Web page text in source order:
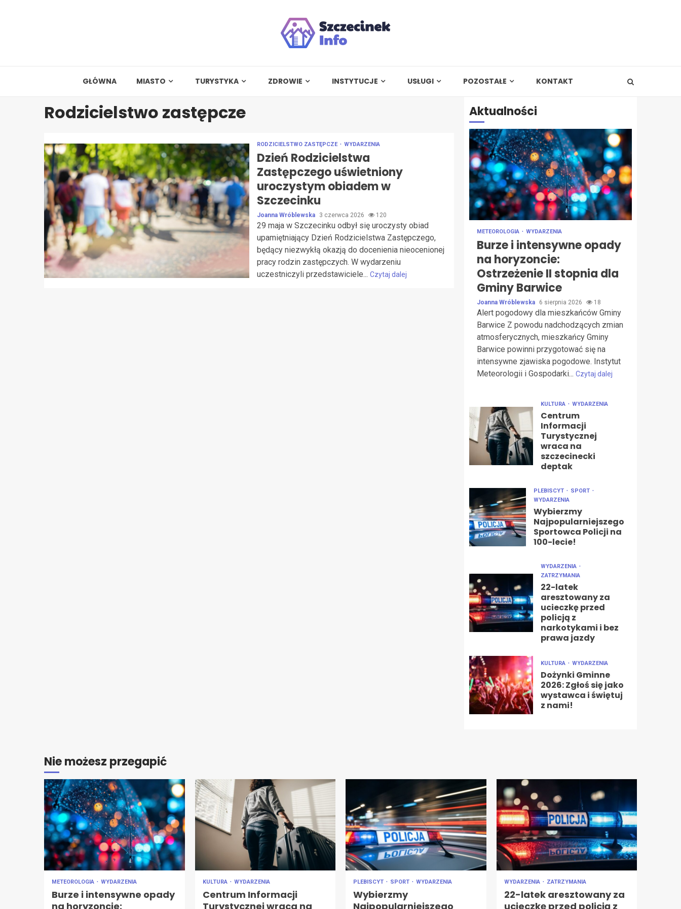
GŁÓWNA MIASTO TURYSTYKA ZDROWIE INSTYTUCJE USŁUGI POZOSTAŁE KONTAKT
Rodzicielstwo zastępcze
RODZICIELSTWO ZASTĘPCZE WYDARZENIA
Dzień Rodzicielstwa
Zastępczego uświetniony
uroczystym obiadem w
Szczecinku
Joanna Wróblewska 3 czerwca 2026 120
29 maja w Szczecinku odbył się uroczysty obiad
upamiętniający Dzień Rodzicielstwa Zastępczego,
będący niezwykłą okazją do docenienia nieocenionej
pracy rodzin zastępczych. W wydarzeniu
uczestniczyli przedstawiciele... Czytaj dalej
Aktualności
METEOROLOGIA WYDARZENIA
Burze i intensywne opady
na horyzoncie:
Ostrzeżenie II stopnia dla
Gminy Barwice
Joanna Wróblewska 6 sierpnia 2026 18
Alert pogodowy dla mieszkańców Gminy
Barwice Z powodu nadchodzących zmian
atmosferycznych, mieszkańcy Gminy
Barwice powinni przygotować się na
intensywne zjawiska pogodowe. Instytut
Meteorologii i Gospodarki... Czytaj dalej
KULTURA WYDARZENIA
Centrum
Informacji
Turystycznej
wraca na
szczecinecki
deptak
PLEBISCYT
SPORT
WYDARZENIA
Wybierzmy
Najpopularniejszego
Sportowca Policji na
100-lecie!
WYDARZENIA
ZATRZYMANIA
22-latek
aresztowany za
ucieczkę przed
policją z
narkotykami i bez
prawa jazdy
KULTURA WYDARZENIA
Dożynki Gminne
2026: Zgłoś się jako
wystawca i świętuj
z nami!
Nie możesz przegapić
METEOROLOGIA WYDARZENIA
Burze i intensywne opady
na horyzoncie:
KULTURA WYDARZENIA
Centrum Informacji
Turystycznej wraca na
PLEBISCYT SPORT WYDARZENIA
Wybierzmy
Najpopularniejszego
WYDARZENIA ZATRZYMANIA
22-latek aresztowany za
ucieczkę przed policją z